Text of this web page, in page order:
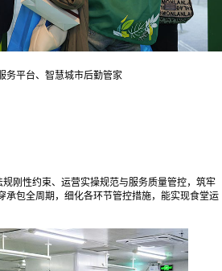
务平台、智慧城市后勤管家
刚性约束、运营实操规范与服务质量管控，筑牢
承包全周期，细化各环节管控措施，能实现食堂运